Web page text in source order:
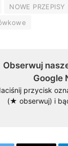
NOWE PRZEPISY
Obserwuj
Google
przycisk
(★ obserwuj) i